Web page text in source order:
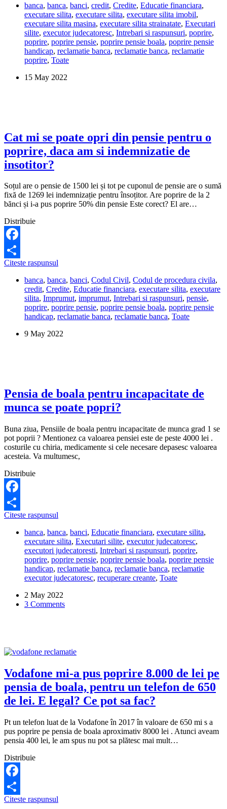
pune
poprire
pe
pensia
mea
de
boala?
banca, banca, banci, credit, Credite, Educatie financiara,
executare silita, executare silita, executare silita imobil,
executare silita masina, executare silita strainatate, Executari
silite, executor judecatoresc, Intrebari si raspunsuri, poprire,
poprire, poprire pensie, poprire pensie boala, poprire pensie
handicap, reclamatie banca, reclamatie banca, reclamatie
poprire, Toate
15 May 2022
Cat mi se poate opri din pensie pentru o
poprire, daca am si indemnizatie de
insotitor?
Soțul are o pensie de 1500 lei și tot pe cuponul de pensie are o sumă
fixă de 1269 lei indemnizație pentru însoțitor. Are poprire de la 2
bănci și i-a pus poprire 50% din pensie Este corect? El are…
Distribuie
Facebook
Share
Citeste raspunsul
se
poate
opri
din
pensie
o
de
insotitor?
banca, banca, banci, Codul Civil, Codul de procedura civila,
credit, Credite, Educatie financiara, executare silita, executare
silita, Imprumut, imprumut, Intrebari si raspunsuri, pensie,
poprire, poprire pensie, poprire pensie boala, poprire pensie
handicap, reclamatie banca, reclamatie banca, Toate
9 May 2022
Pensia de boala pentru incapacitate de
munca se poate popri?
Buna ziua, Pensiile de boala pentru incapacitate de munca grad 1 se
pot poprii ? Mentionez ca valoarea pensiei este de peste 4000 lei .
costurile cu chiria, medicamente si cele necesare depasesc valoarea
acesteia. Va multumesc,
Distribuie
Facebook
Share
Citeste raspunsul
boala
pentru
incapacitate
de
munca
se
popri?
banca, banca, banci, Educatie financiara, executare silita,
executare silita, Executari silite, executor judecatoresc,
executori judecatoresti, Intrebari si raspunsuri, poprire,
poprire, poprire pensie, poprire pensie boala, poprire pensie
handicap, reclamatie banca, reclamatie banca, reclamatie
executor judecatoresc, recuperare creante, Toate
2 May 2022
3 Comments
Vodafone mi-a pus poprire 8.000 de lei pe
pensia de boala, pentru un telefon de 650
de lei. E legal? Ce pot sa fac?
Pt un telefon luat de la Vodafone în 2017 în valoare de 650 mi s a
pus poprire pe pensia de boala aproximativ 8000 lei . Atunci aveam
pensia 400 lei, le am spus nu pot sa plătesc mai mult…
Distribuie
Facebook
Share
Citeste raspunsul